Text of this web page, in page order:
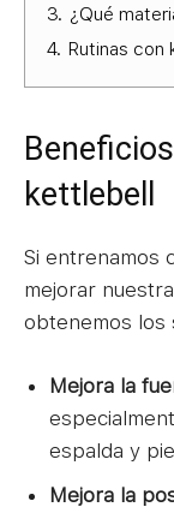
3. ¿Qué
4. Rutinas con
kettlebell
Si entrenamos
mejorar
obtenemos los
Mejora la
espalda y
Mejora la